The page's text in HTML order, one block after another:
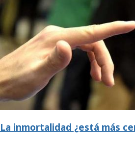
La inmortalidad ¿está más